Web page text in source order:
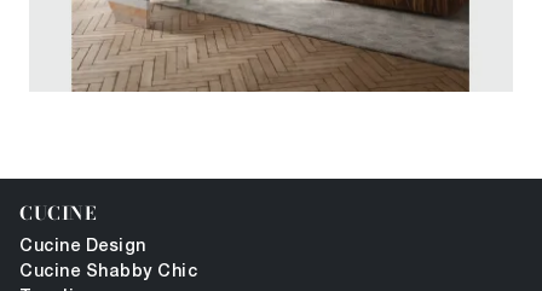
CUCINE
Cucine Design
Cucine Shabby Chic